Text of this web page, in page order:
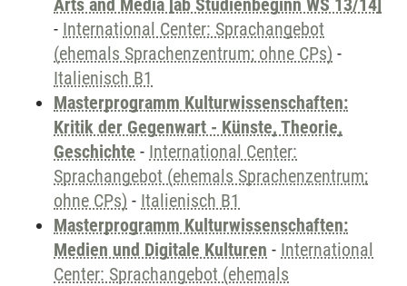
Arts and Media [ab Studienbeginn WS 13/14]
- International Center: Sprachangebot
(ehemals Sprachenzentrum; ohne CPs) -
Italienisch B1
Masterprogramm Kulturwissenschaften:
Kritik der Gegenwart - Künste, Theorie,
Geschichte - International Center:
Sprachangebot (ehemals Sprachenzentrum;
ohne CPs) - Italienisch B1
Masterprogramm Kulturwissenschaften:
Medien und Digitale Kulturen - International
Center: Sprachangebot (ehemals